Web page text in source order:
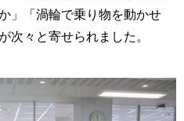
」「渦輪で乗り物を動かせ
次々と寄せられました。